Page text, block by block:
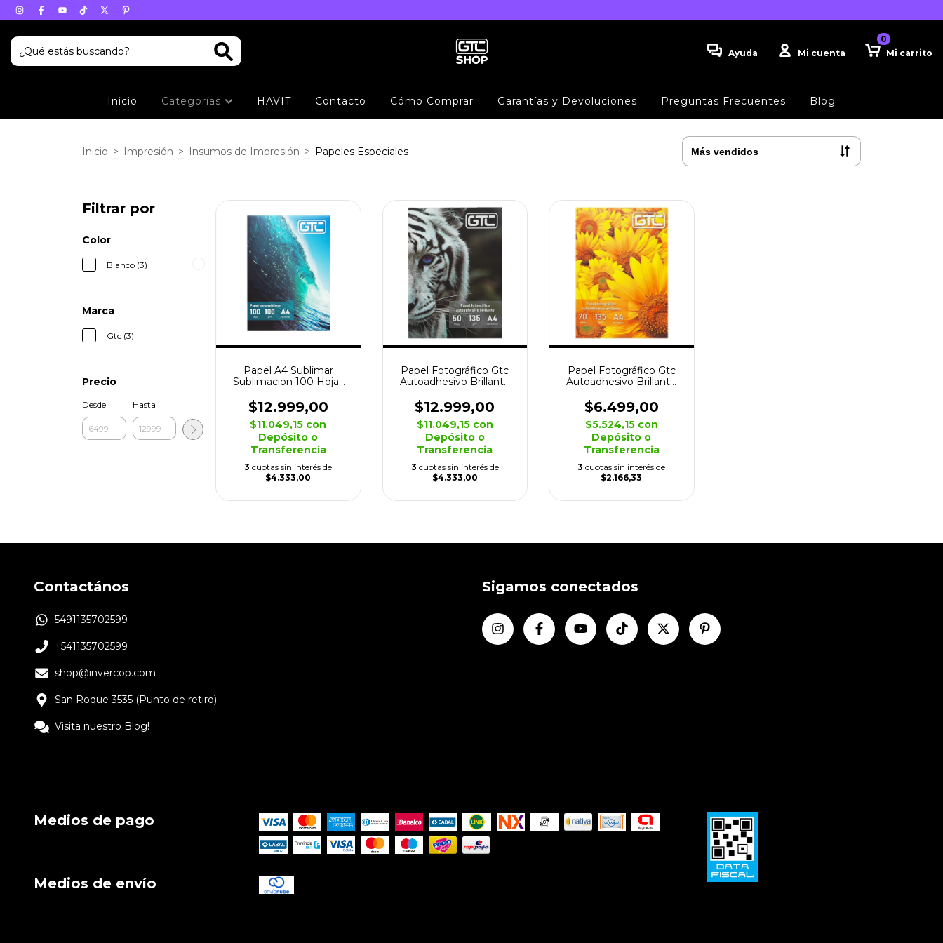
Ayuda Mi cuenta Mi carrito
0
Inicio Categorías HAVIT Contacto Cómo Comprar Garantías y Devoluciones Preguntas Frecuentes Blog
Inicio > Impresión > Insumos de Impresión > Papeles Especiales
Filtrar por
Color
Blanco (3)
Marca
Gtc (3)
Precio
Desde Hasta
Papel A4 Sublimar
Sublimacion 100 Hojas
$12.999,00
$11.049,15 con
Depósito o
Transferencia
3 cuotas sin interés de
$4.333,00
Papel Fotográfico Gtc
Autoadhesivo Brillante
$12.999,00
$11.049,15 con
Depósito o
Transferencia
3 cuotas sin interés de
$4.333,00
Papel Fotográfico Gtc
Autoadhesivo Brillante
$6.499,00
$5.524,15 con
Depósito o
Transferencia
3 cuotas sin interés de
$2.166,33
Contactános
5491135702599
+541135702599
shop@invercop.com
San Roque 3535 (Punto de retiro)
Visita nuestro Blog!
Sigamos conectados
Medios de pago
Medios de envío